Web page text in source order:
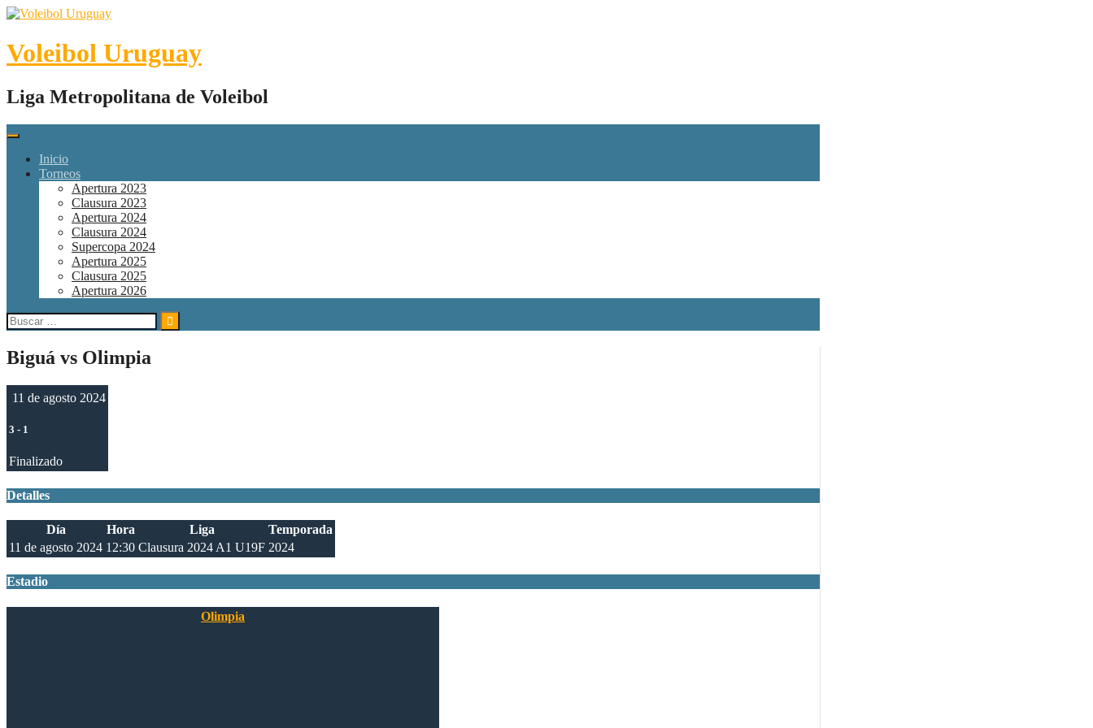
Skip
content
Voleibol Uruguay
Liga Metropolitana de Voleibol
Inicio
Torneos
Apertura 2023
Clausura 2023
Apertura 2024
Clausura 2024
Supercopa 2024
Apertura 2025
Clausura 2025
Apertura 2026
Buscar:
Biguá vs Olimpia
11 de agosto 2024
3 - 1
Finalizado
Detalles
Día Hora Liga
Temporada
11 de agosto 2024 12:30 Clausura 2024 A1 U19F 2024
Estadio
Olimpia